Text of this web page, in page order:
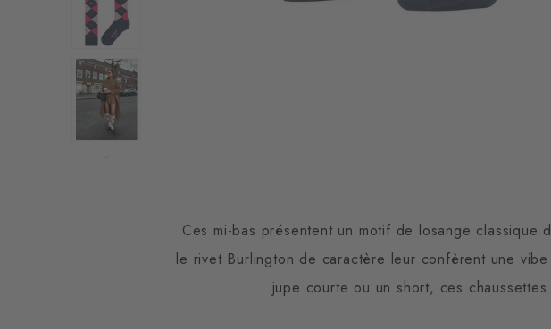
Ces mi-bas présentent un motif de losange
le rivet Burlington de caractère leur confèrent une
jupe courte ou un short, ces